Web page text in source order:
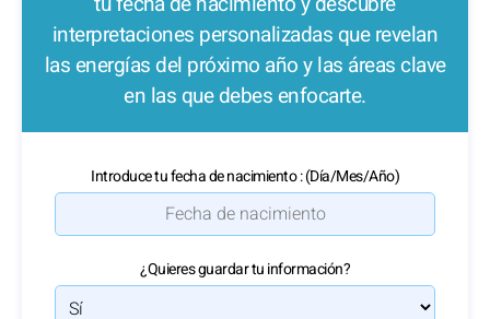
interpretaciones personalizadas que revelan
las energías del próximo año y las áreas clave
en las que debes enfocarte.
Introduce tu fecha de nacimiento : (Día/Mes/Año)
¿Quieres guardar tu información?